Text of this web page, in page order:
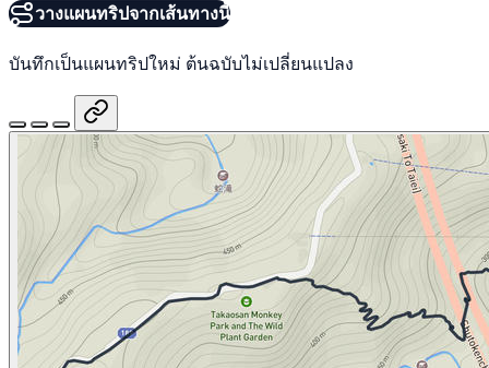
วางแผนทริปจากเส้นทางนี้
บันทึกเป็นแผนทริปใหม่ ต้นฉบับไม่เปลี่ยนแปลง